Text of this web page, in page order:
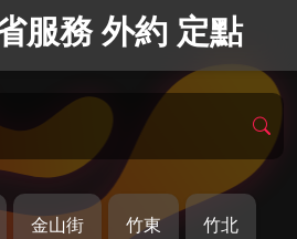
服務 外約 定點
金山街 竹東 竹北